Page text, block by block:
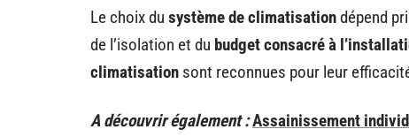
Le choix du système de climatisationdépend
de l’isolation et du budget consacré à
climatisation sont reconnues pour leur
A découvrir également :Assainissement